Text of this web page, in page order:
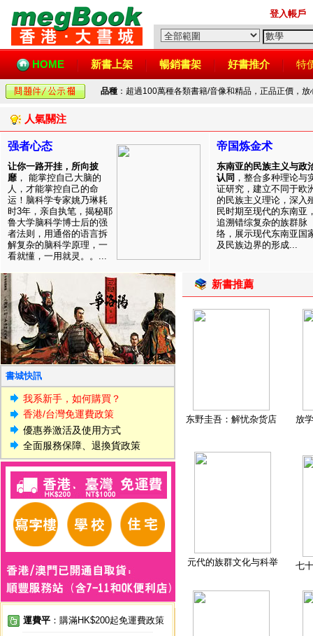
登入帳戶
HOME 新書上架 暢銷書架 好書推介 特
品種 ：超過100萬種各類書籍/音像和精品，正品正價，
人氣關注
强者心态
让你一路开挂，所向披
靡 ， 能掌控自己大脑的
人，才能掌控自己的命
运！脑科学专家姚乃琳耗
时3年，亲自执笔，揭秘耶
鲁大学脑科学博士后的强
者法则，用通俗的语言拆
解复杂的脑科学原理，一
看就懂，一用就灵。。...
帝国炼金术
东南亚的民族主义与政
认同 ，整合多种理论与
证研究，建立不同于欧
的民族主义理论，深入
民时期至现代的东南亚
追溯错综复杂的族群脉
络，展示现代东南亚国
及民族边界的形成...
書城快訊
我系新手，如何購買？
香港/台灣免運費政策
優惠券激活及使用方式
全面服務保障、退換貨政策
運費平 ：購滿HK$200起免運費政策
新書推薦
东野圭吾：解忧杂货店 放
元代的族群文化与科举 七